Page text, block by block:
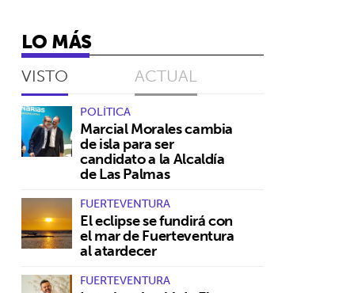
LO MÁS
VISTO ACTUAL
POLÍTICA
Marcial Morales cambia
de isla para ser
candidato a la Alcaldía
de Las Palmas
FUERTEVENTURA
El eclipse se fundirá con
el mar de Fuerteventura
al atardecer
FUERTEVENTURA